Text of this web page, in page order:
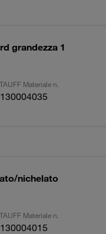
grandezza 1
Materiale n.
nichelato
Materiale n.